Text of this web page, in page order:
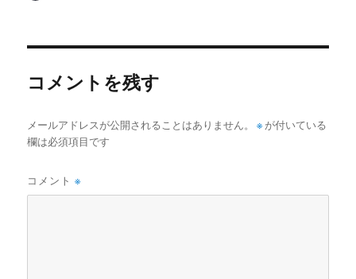
コメントを残す
メールアドレスが公開されることはありません。 ※が付いている
欄は必須項目です
コメント※